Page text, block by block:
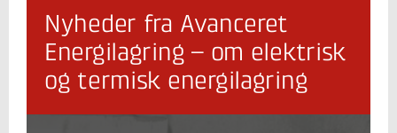
Nyheder fra Avanceret
Energilagring – om elektrisk
og termisk energilagring